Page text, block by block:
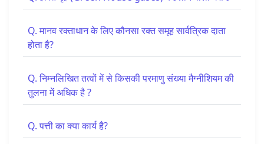
Q. मानव रक्ताधान के लिए कौनसा रक्त समूह सार्वत्रिक दाता
होता है?
Q. निम्नलिखित तत्वों में से किसकी परमाणु संख्या मैग्नीशियम की
तुलना में अधिक है ?
Q. पत्ती का क्या कार्य है?